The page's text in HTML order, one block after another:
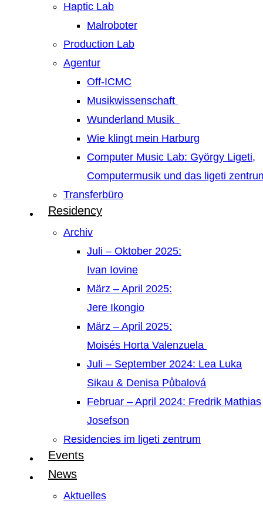
Haptic Lab
Malroboter
Production Lab
Agentur
Off-ICMC
Musikwissenschaft
Wunderland Musik
Wie klingt mein Harburg
Computer Music Lab: György Ligeti,
Computermusik und das ligeti
Transferbüro
Residency
Archiv
Juli – Oktober 2025:
Ivan Iovine
März – April 2025:
Jere Ikongio
März – April 2025:
Moisés Horta Valenzuela
Juli – September 2024: Lea Luka
Sikau & Denisa Půbalová
Februar – April 2024: Fredrik Mathias
Josefson
Residencies im ligeti zentrum
Events
News
Aktuelles